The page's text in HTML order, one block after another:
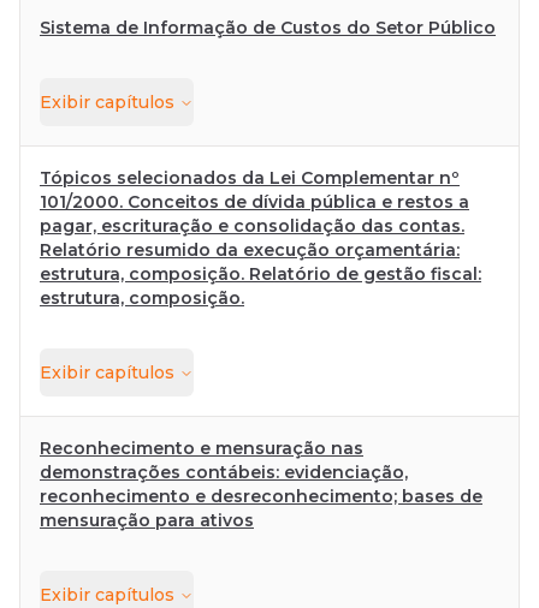
Sistema de Informação de Custos do Setor Público
Exibir capítulos
Tópicos selecionados da Lei Complementar nº
101/2000. Conceitos de dívida pública e restos a
pagar, escrituração e consolidação das contas.
Relatório resumido da execução orçamentária:
estrutura, composição. Relatório de gestão fiscal:
estrutura, composição.
Exibir capítulos
Reconhecimento e mensuração nas
demonstrações contábeis: evidenciação,
reconhecimento e desreconhecimento; bases de
mensuração para ativos
Exibir capítulos